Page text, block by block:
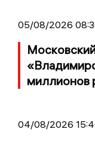
05/08/2026
миллионов
04/08/2026